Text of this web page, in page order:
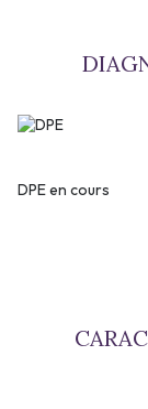
pour la taxe
Dépôt de
Honoraires: 814
DPE en cours